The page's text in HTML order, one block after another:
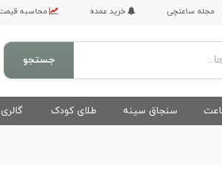
مجله ساعتچی خرید عمده محاسبه
جستجو
سنجاق سینه طلای کودک